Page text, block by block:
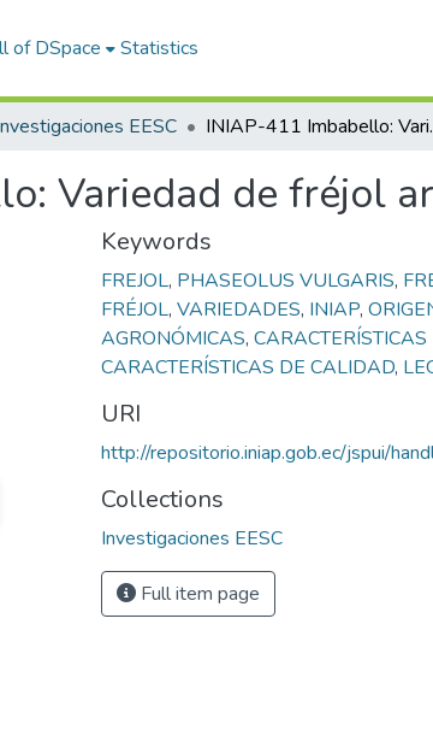
of DSpace Statistics
EESC INIAP-
Variedad de fréjol
Keywords
FREJOL, PHASEOLUS VULGARIS,
FRÉJOL, VARIEDADES, INIAP,
AGRONÓMICAS,
CARACTERÍSTICAS DE CALIDAD,
URI
http://repositorio.iniap.gob.ec/jspui/
Collections
Investigaciones EESC
Full item page